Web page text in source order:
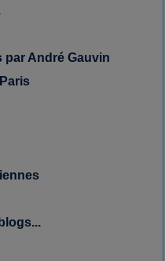
par André Gauvin